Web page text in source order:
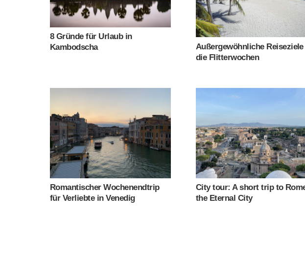
8 Gründe für Urlaub in
Kambodscha
Außergewöhnliche
die Flitterwochen
Romantischer Wochenendtrip
für Verliebte in Venedig
City tour: A short trip to
the Eternal City